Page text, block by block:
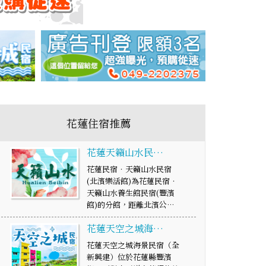
花蓮住宿推薦
花蓮天籟山水民…
花蓮民宿‧天籟山水民宿
(北濱樂活館)為花蓮民宿‧
天籟山水養生館民宿(豐濱
館)的分館，距離北濱公…
花蓮天空之城海…
花蓮天空之城海景民宿（全
新興建）位於花蓮縣豐濱